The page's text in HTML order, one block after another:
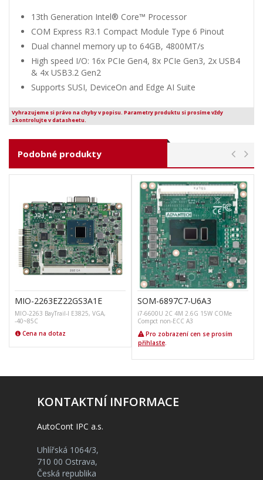
13th Generation Intel® Core™ Processor
COM Express R3.1 Compact Module Type 6 Pinout
Dual channel memory up to 64GB, 4800MT/s
High speed I/O: 16x PCIe Gen4, 8x PCIe Gen3, 2x USB4
& 4x USB3.2 Gen2
Supports SUSI, DeviceOn and Edge AI Suite
Vyhrazujeme si právo na chyby v popisu. Parametry produktu si prosíme vždy
zkontrolujte v datasheetu.
Podobné produkty
MIO-2263EZ22GS3A1E
MIO-2263 BayTrail-I E3825, VGA,
-40~85C
Cena na dotaz
SOM-6897C7-U6A3
i7-6600U 2C 4M 2.6G 15W COMe
Compct non-ECC A3
Pro zobrazení cen se prosím
přihlaste.
KONTAKTNÍ INFORMACE
AutoCont IPC a.s.
Uhlířská 1064/3,
710 00 Ostrava,
Česká republika